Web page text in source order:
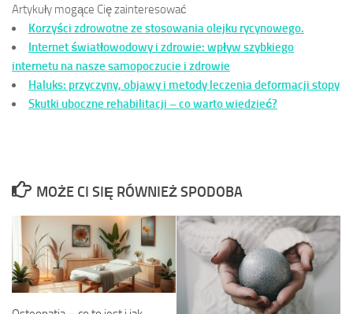
Artykuły mogące Cię zainteresować
Korzyści zdrowotne ze stosowania olejku rycynowego.
Internet światłowodowy i zdrowie: wpływ szybkiego
internetu na nasze samopoczucie i zdrowie
Haluks: przyczyny, objawy i metody leczenia deformacji stopy
Skutki uboczne rehabilitacji – co warto wiedzieć?
MOŻE CI SIĘ RÓWNIEŻ SPODOBA